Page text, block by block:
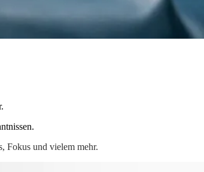
Fokus und vielem mehr.